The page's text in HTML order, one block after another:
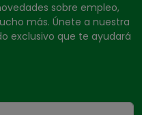
sobre empleo,
más. Únete a nuestra
exclusivo que te ayudará